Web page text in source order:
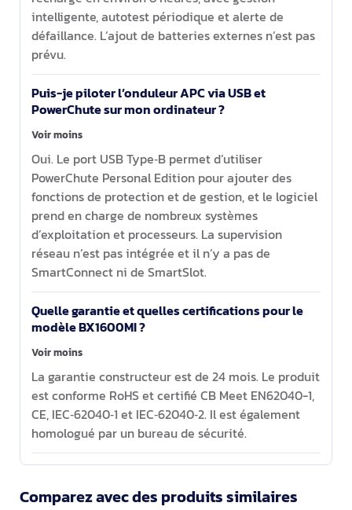
intelligente, autotest périodique et alerte de
défaillance. L’ajout de batteries externes n’est pas
prévu.
Puis-je piloter l’onduleur APC via USB et
PowerChute sur mon ordinateur ?
Voir moins
Oui. Le port USB Type‑B permet d’utiliser
PowerChute Personal Edition pour ajouter des
fonctions de protection et de gestion, et le logiciel
prend en charge de nombreux systèmes
d’exploitation et processeurs. La supervision
réseau n’est pas intégrée et il n’y a pas de
SmartConnect ni de SmartSlot.
Quelle garantie et quelles certifications pour le
modèle BX1600MI ?
Voir moins
La garantie constructeur est de 24 mois. Le produit
est conforme RoHS et certifié CB Meet EN62040-1,
CE, IEC‑62040‑1 et IEC‑62040‑2. Il est également
homologué par un bureau de sécurité.
Comparez avec des produits similaires